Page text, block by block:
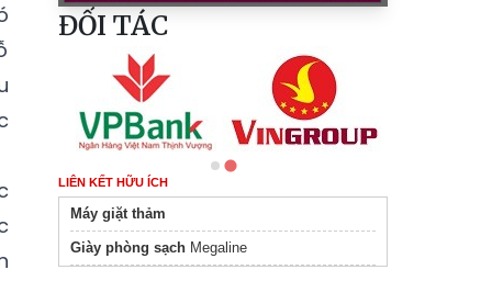
ĐỐI TÁC
LIÊN KẾT HỮU ÍCH
Máy giặt thảm
Giày phòng sạch Megaline